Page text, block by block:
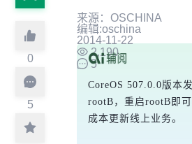
0
5
来源：OSCHINA
编辑:oschina
2014-11-22
2,190
5
CoreOS 507.0.0版本
rootB，重启rootB即
成本更新线上业务。